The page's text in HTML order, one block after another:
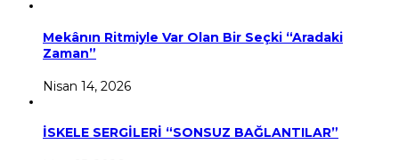
Mekânın Ritmiyle Var Olan Bir Seçki “Aradaki
Zaman”
Nisan 14, 2026
İSKELE SERGİLERİ “SONSUZ BAĞLANTILAR”